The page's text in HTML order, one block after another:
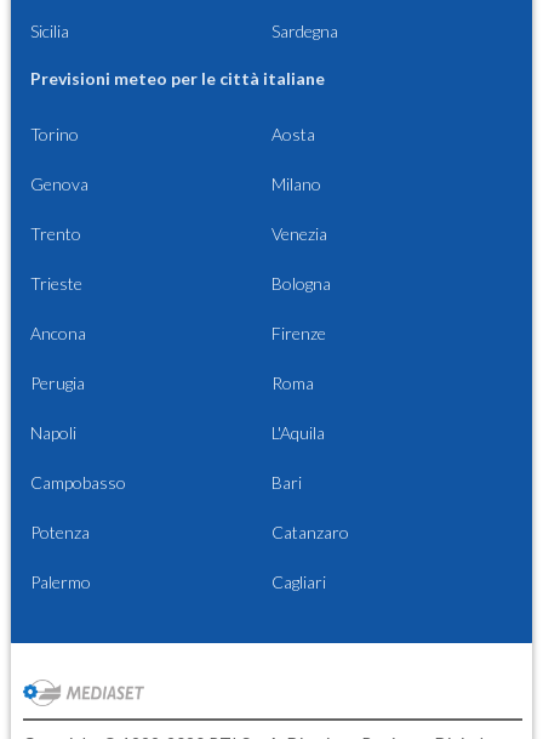
Sicilia Sardegna
Previsioni meteo per le città italiane
Torino Aosta
Genova Milano
Trento Venezia
Trieste Bologna
Ancona Firenze
Perugia Roma
Napoli L'Aquila
Campobasso Bari
Potenza Catanzaro
Palermo Cagliari